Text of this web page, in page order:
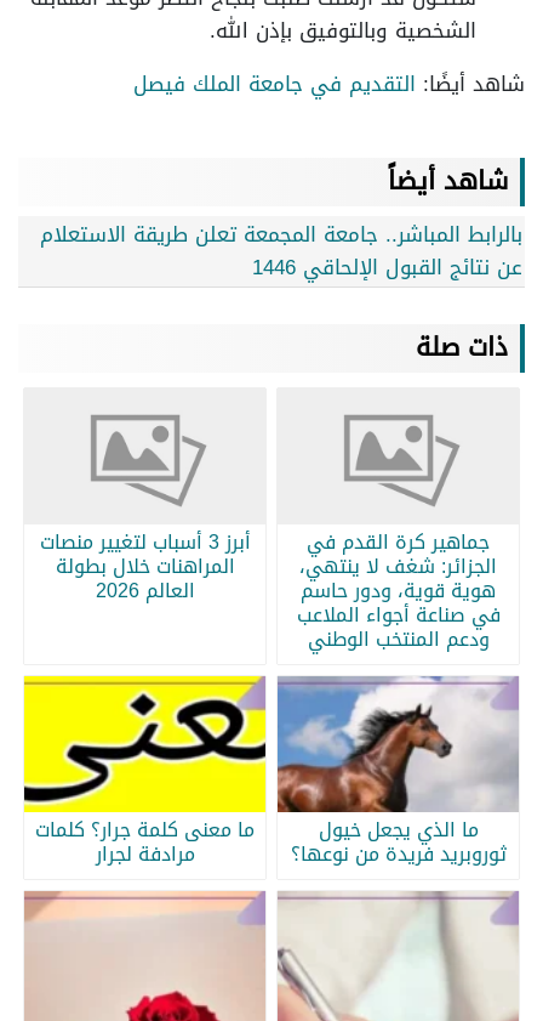
الشخصية وبالتوفيق بإذن الله.
شاهد أيضًا: التقديم في جامعة الملك فيصل
شاهد أيضاً
بالرابط المباشر.. جامعة المجمعة تعلن طريقة الاستعلام
عن نتائج القبول الإلحاقي 1446
ذات صلة
جماهير كرة القدم في
الجزائر: شغف لا ينتهي،
هوية قوية، ودور حاسم
في صناعة أجواء الملاعب
ودعم المنتخب الوطني
أبرز 3 أسباب لتغيير منصات
المراهنات خلال بطولة
العالم 2026
ما الذي يجعل خيول
ثوروبريد فريدة من نوعها؟
ما معنى كلمة جرار؟ كلمات
مرادفة لجرار